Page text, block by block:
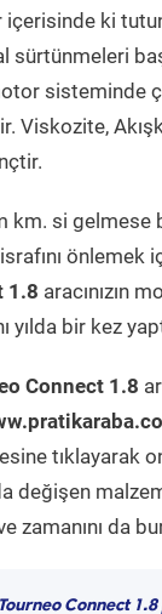
ki
sürtünmeleri
sisteminde
Viskozite,
km. si
önlemek
1.8 aracınızın
yılda bir kez
Connect 1.8
tıklayarak
değişen
zamanını da
Connect 1.8